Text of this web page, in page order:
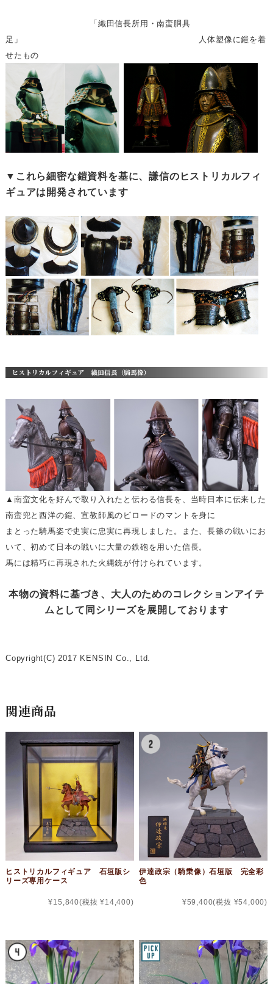
「織田信長所用・南蛮胴具
足」 人体塑像に鎧を着
せたもの
▼これら細密な鎧資料を基に、謙信のヒストリカルフィ
ギュアは開発されています
▲南蛮文化を好んで取り入れたと伝わる信長を、当時日本に伝来した
南蛮兜と西洋の鎧、宣教師風のビロードのマントを身に
まとった騎馬姿で史実に忠実に再現しました。また、長篠の戦いにお
いて、初めて日本の戦いに大量の鉄砲を用いた信長。
馬には精巧に再現された火縄銃が付けられています。
本物の資料に基づき、大人のためのコレクションアイテ
ムとして同シリーズを展開しております
Copyright(C) 2017 KENSIN Co., Ltd.
関連商品
ヒストリカルフィギュア 石垣版シ
リーズ専用ケース
¥15,840(税抜 ¥14,400)
伊達政宗（騎乗像）石垣版 完全彩
色
¥59,400(税抜 ¥54,000)